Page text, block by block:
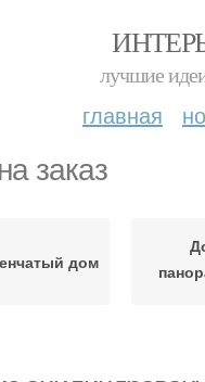
лучшие
главная
заказ
дом